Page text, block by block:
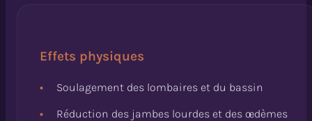
Effets physiques
Soulagement des lombaires et du bassin
Réduction des jambes lourdes et des œdèmes